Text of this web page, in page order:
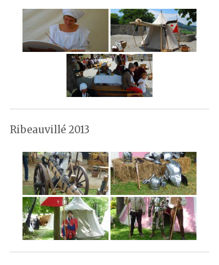
Ribeauvillé 2013